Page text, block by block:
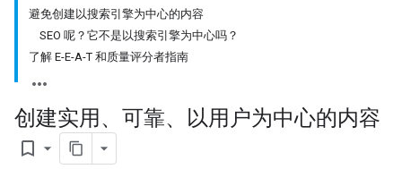
避免创建以搜索引擎为中心的内容
SEO 呢？它不是以搜索引擎为中心吗？
了解 E-E-A-T 和质量评分者指南
创建实用、可靠、以用户为中心的内容
bookmark_border